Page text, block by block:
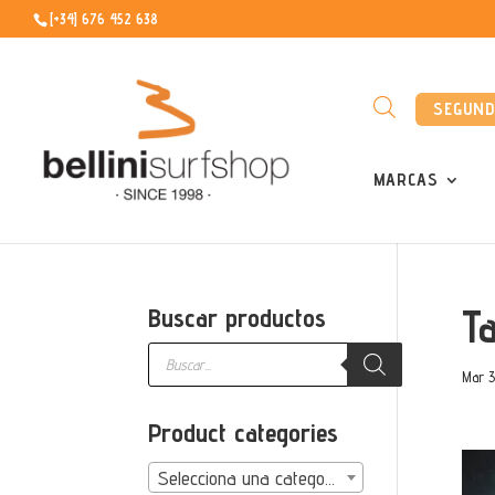
[+34] 676 452 638
MARCAS
Mar
Buscar productos
Búsqueda
productos
Product categories
Selecciona una categoría